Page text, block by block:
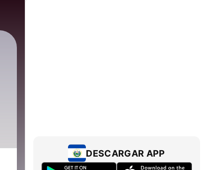
DESCARGAR APP